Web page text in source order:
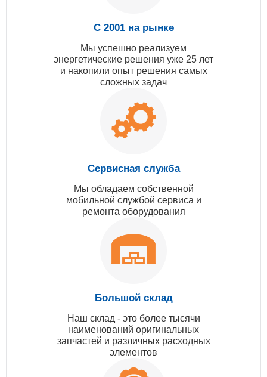
С 2001 на рынке
Мы успешно реализуем
энергетические решения уже 25 лет
и накопили опыт решения самых
сложных задач
Сервисная служба
Мы обладаем собственной
мобильной службой сервиса и
ремонта оборудования
Большой склад
Наш склад - это более тысячи
наименований оригинальных
запчастей и различных расходных
элементов